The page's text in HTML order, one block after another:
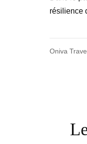
résilience
Oniva